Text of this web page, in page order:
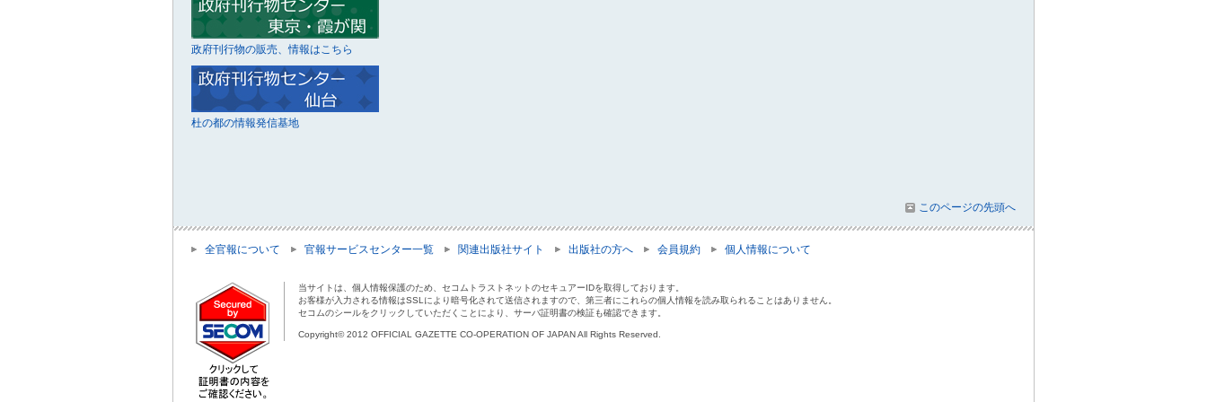
政府刊行物の販売、情報はこちら
杜の都の情報発信基地
このページの先頭へ
全官報について 官報サービスセンター一覧 関連出版社サイト 出版社の方へ 会員規約 個人情報について
当サイトは、個人情報保護のため、セコムトラストネットのセキュアーIDを取得しております。
お客様が入力される情報はSSLにより暗号化されて送信されますので、第三者にこれらの個人情報を読み取られることはありません。
セコムのシールをクリックしていただくことにより、サーバ証明書の検証も確認できます。
Copyright© 2012 OFFICIAL GAZETTE CO-OPERATION OF JAPAN All Rights Reserved.